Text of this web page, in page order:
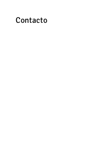
Contacto